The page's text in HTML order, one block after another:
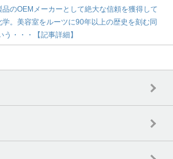
品のOEMメーカーとして絶大な信頼を獲得して
学。美容室をルーツに90年以上の歴史を刻む同
・・・【記事詳細】